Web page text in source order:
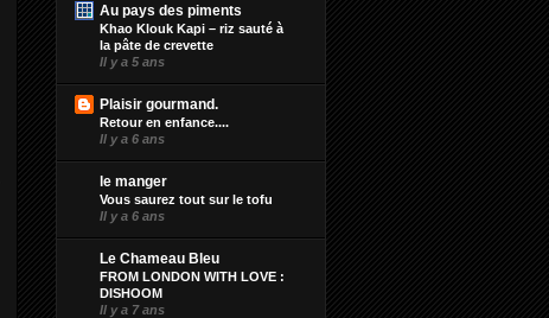
Au pays des piments
Khao Klouk Kapi – riz sauté à
la pâte de crevette
Il y a 5 ans
Plaisir gourmand.
Retour en enfance....
Il y a 6 ans
le manger
Vous saurez tout sur le tofu
Il y a 6 ans
Le Chameau Bleu
FROM LONDON WITH LOVE :
DISHOOM
Il y a 7 ans